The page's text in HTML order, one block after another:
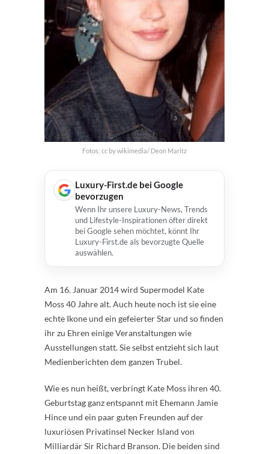
Fotos: cc by wikimedia/ Deon Maritz
Luxury-First.de bei Google
bevorzugen
Wenn Ihr unsere Luxury-News, Trends
und Lifestyle-Inspirationen öfter direkt
bei Google sehen möchtet, könnt Ihr
Luxury-First.de als bevorzugte Quelle
auswählen.
Am 16. Januar 2014 wird Supermodel Kate
Moss 40 Jahre alt. Auch heute noch ist sie eine
echte Ikone und ein gefeierter Star und so finden
ihr zu Ehren einige Veranstaltungen wie
Ausstellungen statt. Sie selbst entzieht sich laut
Medienberichten dem ganzen Trubel.
Wie es nun heißt, verbringt Kate Moss ihren 40.
Geburtstag ganz entspannt mit Ehemann Jamie
Hince und ein paar guten Freunden auf der
luxuriösen Privatinsel Necker Island von
Milliardär Sir Richard Branson. Die beiden sind